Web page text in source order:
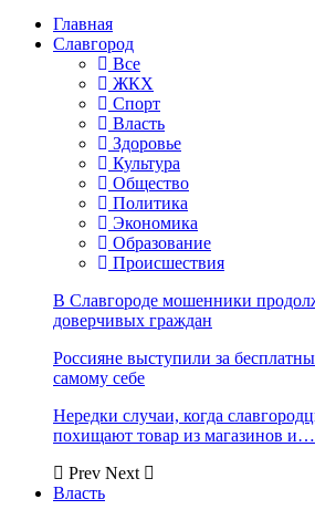
Главная
Славгород
Все
ЖКХ
Спорт
Власть
Здоровье
Культура
Общество
Политика
Экономика
Образование
Происшествия
В Славгороде мошенники
доверчивых граждан
Россияне выступили за
самому себе
Нередки случаи, когда
похищают товар из магазинов и…
Prev Next
Власть